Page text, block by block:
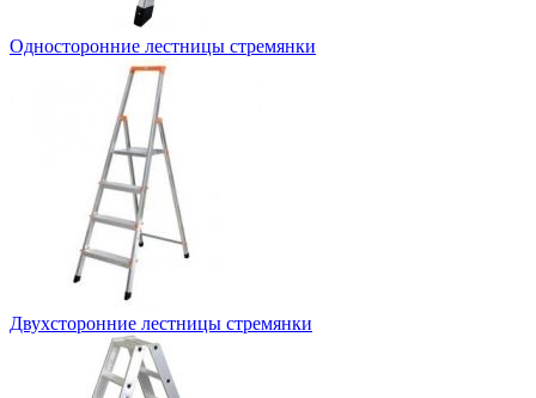
Односторонние лестницы стремянки
Двухсторонние лестницы стремянки